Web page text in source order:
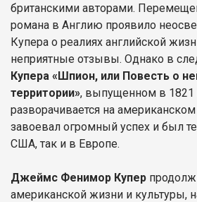
британскими авторами.
романа в Англию проявило
Купера о реалиях английской
неприятные отзывы. Однако в
Купера «Шпион, или Повесть о
территории», выпущенном в 1821
разворачивается на
завоевал огромный успех и был
США, так и в Европе.
Джеймс Фенимор Купер
американской жизни и культуры,